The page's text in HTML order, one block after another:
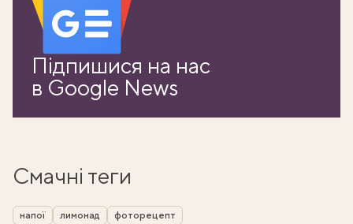
Підпишися на нас
в Google News
Смачні теги
напої лимонад фоторецепт